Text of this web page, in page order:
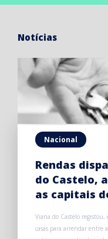
Notícias
Nacional
Rendas
do Castelo,
as capitais
Viana do Castelo
casas para arrendar entre